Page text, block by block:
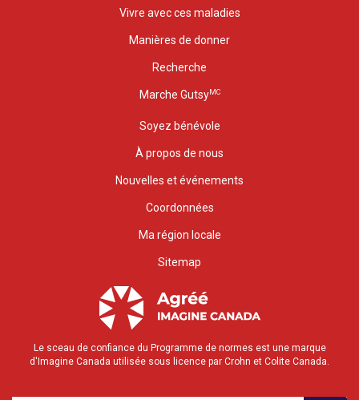
Vivre avec ces maladies
Manières de donner
Recherche
Marche GutsyMC
Soyez bénévole
À propos de nous
Nouvelles et événements
Coordonnées
Ma région locale
Sitemap
Le sceau de confiance du Programme de normes est une marque
d'Imagine Canada utilisée sous licence par Crohn et Colite Canada.